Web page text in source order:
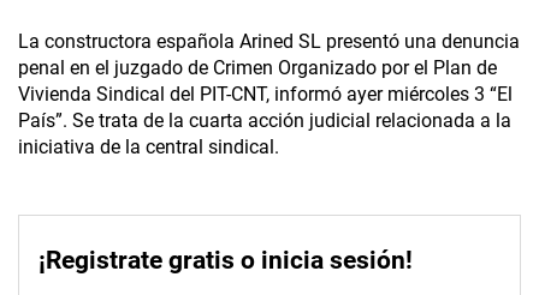
La constructora española Arined SL presentó una denuncia
penal en el juzgado de Crimen Organizado por el Plan de
Vivienda Sindical del PIT-CNT, informó ayer miércoles 3 “El
País”. Se trata de la cuarta acción judicial relacionada a la
iniciativa de la central sindical.
¡Registrate gratis o inicia sesión!